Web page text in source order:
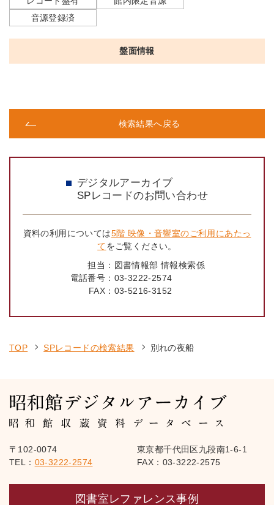
盤面情報
音源登録済
検索結果へ戻る
デジタルアーカイブ
SPレコードのお問い合わせ
資料の利用については5階 映像・音響室のご利用にあたっ
てをご覧ください。
担当： 図書情報部 情報検索係
電話番号： 03-3222-2574
FAX： 03-5216-3152
TOP SPレコードの検索結果 別れの夜船
〒102-0074
東京都千代田区九段南1-6-1
TEL： 03-3222-2574 FAX：03-3222-2575
図書室レファレンス事例